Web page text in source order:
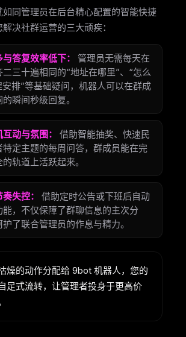
同管理员在后台精心配置的智能快捷
决社群运营的三大顽疾：
答复效率低下：
管理员无需每天在
三十遍相同的“地址在哪里”、“怎么
安排”等基础疑问，机器人可以在群成
瞬间秒级回复。
动与氛围：
借助智能抽奖、快速民
特定主题的每周问答，群成员能在完
轨道上活跃起来。
失控：
借助定时公告或下班后自动
，不仅保障了群聊信息的主次分
了联合管理员的作息与精力。
燥的动作分配给 9bot 机器人，您的
足式流转，让管理者投身于更高价